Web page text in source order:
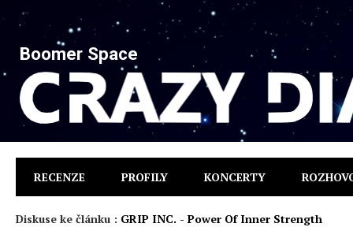
Boomer Space
RECENZE PROFILY KONCERTY
Diskuse ke článku : GRIP INC. - Power Of Inner Strength